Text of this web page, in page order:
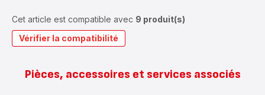
Cet article est compatible avec 9 produit(s)
Vérifier la compatibilité
Pièces, accessoires et services associés